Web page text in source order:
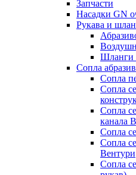
Запчасти
Насадки GN
Рукава и
Шланги
Сопла
Сопла
Сопла
Сопла
канала
Сопла
Сопла
Вентури
Сопла